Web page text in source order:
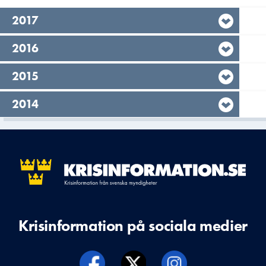
År,
2017
År,
2016
År,
2015
År,
2014
Krisinformation på sociala medier